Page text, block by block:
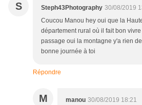
S Steph43Photography 30/08/2019
Coucou Manou hey oui que la
département rural où il fait bon
passage oui la montagne y'a rien
bonne journée à toi
Répondre
M manou 30/08/2019 18:21